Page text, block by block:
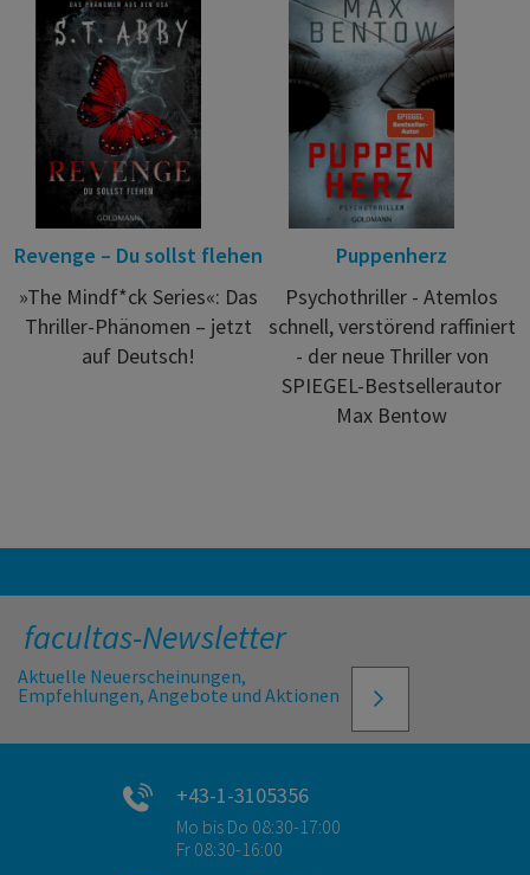
Revenge – Du sollst flehen
»The Mindf*ck Series«: Das
Thriller-Phänomen – jetzt
auf Deutsch!
Puppenherz
Psychothriller - Atemlos
schnell, verstörend raffiniert
- der neue Thriller von
SPIEGEL-Bestsellerautor
Max Bentow
facultas-Newsletter
Aktuelle Neuerscheinungen,
Empfehlungen, Angebote und Aktionen
+43-1-3105356
Mo bis Do 08:30-17:00
Fr 08:30-16:00